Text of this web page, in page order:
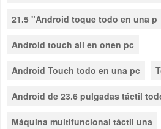
21.5 "Android toque todo en una p
Android touch all en onen pc
Android Touch todo en una pc
Android de 23.6 pulgadas táctil
Máquina multifuncional táctil una